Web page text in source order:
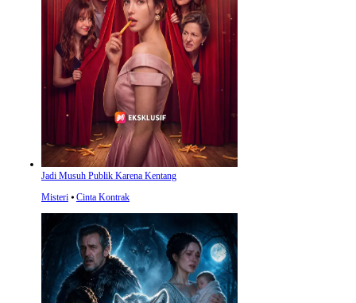
Jadi Musuh Publik Karena Kentang
Misteri ⦁ Cinta Kontrak